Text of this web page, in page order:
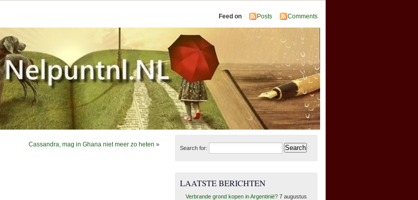
Feed on Posts Comments
Cassandra, mag in Ghana niet meer zo heten » Search for:
LAATSTE BERICHTEN
Verbrande grond kopen in Argentinië? 7 augustus